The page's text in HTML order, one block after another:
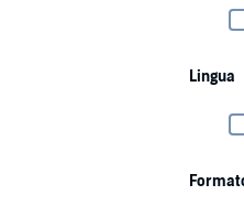
Lingua